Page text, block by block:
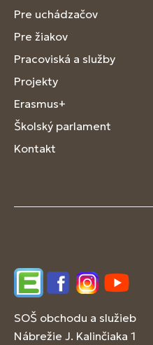
Pre uchádzačov
Pre žiakov
Pracoviská a služby
Projekty
Erasmus+
Školský parlament
Kontakt
EdupageFacebookInstagram
YouTube
SOŠ obchodu a služieb
Nábrežie J. Kalinčiaka 1